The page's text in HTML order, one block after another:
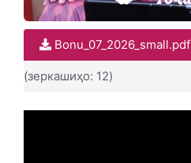
Bonu_07_2026_small.pdf
(зеркашиҳо: 12)